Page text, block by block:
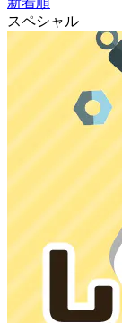
スペシャル